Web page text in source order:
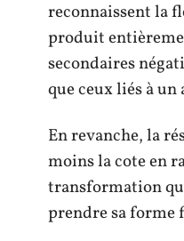
reconnaissent la
produit
secondaires
que ceux liés à un
En revanche, la
moins la cote en
transformation
prendre sa forme